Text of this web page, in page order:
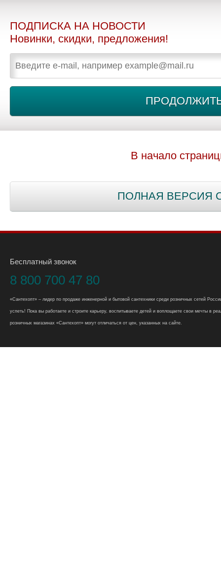
ПОДПИСКА НА НОВОСТИ
Новинки, скидки, предложения!
В начало
ПОЛНАЯ ВЕРСИЯ
Бесплатный звонок
8 800 700 47 80
«Сантехопт» – лидер по продаже инженерной и бытовой сантехники среди розничных сетей
успеть! Пока вы работаете и строите карьеру, воспитываете детей и воплощаете свои мечты в
розничных магазинах «Сантехопт» могут отличаться от цен, указанных на сайте.